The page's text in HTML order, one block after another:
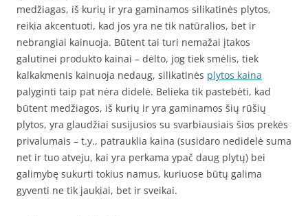
medžiagas, iš kurių ir yra gaminamos silikatinės plytos,
reikia akcentuoti, kad jos yra ne tik natūralios, bet ir
nebrangiai kainuoja. Būtent tai turi nemažai įtakos
galutinei produkto kainai – dėlto, jog tiek smėlis, tiek
kalkakmenis kainuoja nedaug, silikatinės plytos kaina
palyginti taip pat nėra didelė. Belieka tik pastebėti, kad
būtent medžiagos, iš kurių ir yra gaminamos šių rūšių
plytos, yra glaudžiai susijusios su svarbiausiais šios prekės
privalumais – t.y., patrauklia kaina (susidaro nedidelė suma
net ir tuo atveju, kai yra perkama ypač daug plytų) bei
galimybę sukurti tokius namus, kuriuose būtų galima
gyventi ne tik jaukiai, bet ir sveikai.